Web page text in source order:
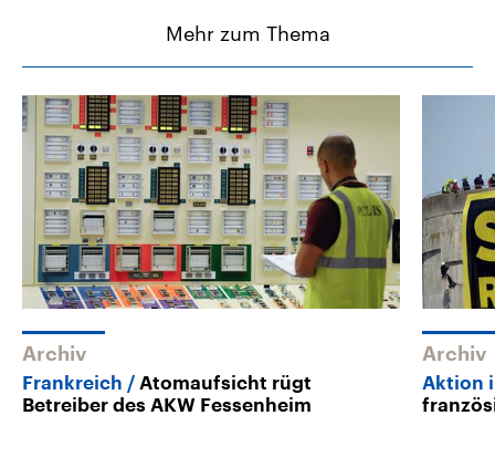
Mehr zum Thema
Archiv
Frankreich
Atomaufsicht rügt
Betreiber des AKW Fessenheim
Archiv
Aktion